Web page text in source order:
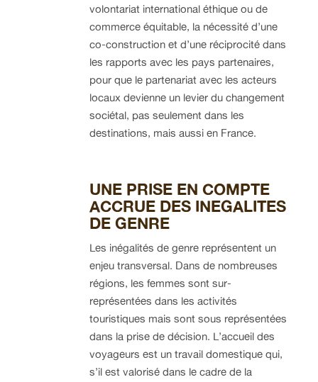
volontariat international éthique ou de
commerce équitable, la nécessité d’une
co-construction et d’une réciprocité dans
les rapports avec les pays partenaires,
pour que le partenariat avec les acteurs
locaux devienne un levier du changement
sociétal, pas seulement dans les
destinations, mais aussi en France.
UNE PRISE EN COMPTE
ACCRUE DES INEGALITES
DE GENRE
Les inégalités de genre représentent un
enjeu transversal. Dans de nombreuses
régions, les femmes sont sur-
représentées dans les activités
touristiques mais sont sous représentées
dans la prise de décision. L’accueil des
voyageurs est un travail domestique qui,
s’il est valorisé dans le cadre de la